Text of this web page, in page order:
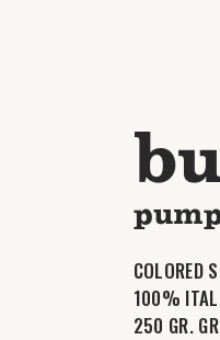
COLORED
100%
250 GR.